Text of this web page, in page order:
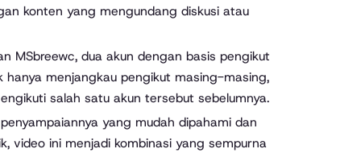
konten yang mengundang diskusi atau
MSbreewc, dua akun dengan basis pengikut
menjangkau pengikut masing-masing,
salah satu akun tersebut sebelumnya.
yang mudah dipahami dan
video ini menjadi kombinasi yang sempurna